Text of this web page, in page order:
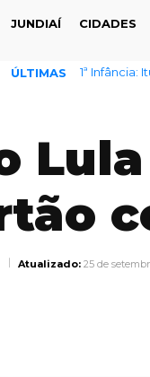
JUNDIAÍ CIDADES
ÚLTIMAS Cadastro
1ª Infância:
Atualizado: 25 de